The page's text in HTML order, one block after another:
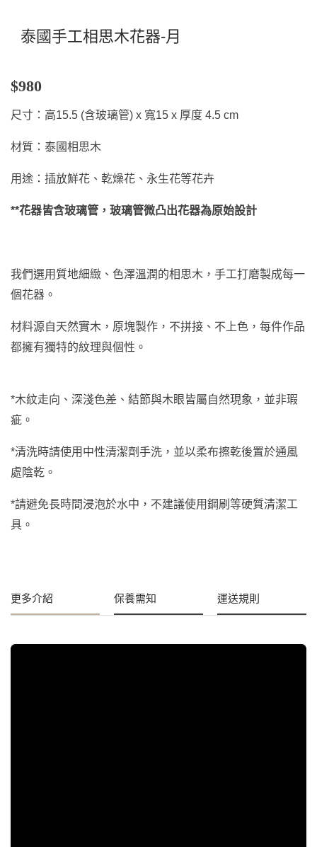
泰國手工相思木花器-月
$980
尺寸：高15.5 (含玻璃管) x 寬15 x 厚度 4.5 cm
材質：泰國相思木
用途：插放鮮花、乾燥花、永生花等花卉
**花器皆含玻璃管， 玻璃管微凸出花器為原始設計
我們選用質地細緻、色澤溫潤的相思木，手工打磨製成每一
個花器。
材料源自天然實木，原塊製作，不拼接、不上色，每件作品
都擁有獨特的紋理與個性。
*木紋走向、深淺色差、結節與木眼皆屬自然現象，並非瑕
疵。
*清洗時請使用中性清潔劑手洗，並以柔布擦乾後置於通風
處陰乾。
*請避免長時間浸泡於水中，不建議使用鋼刷等硬質清潔工
具。
更多介紹 保養需知 運送規則